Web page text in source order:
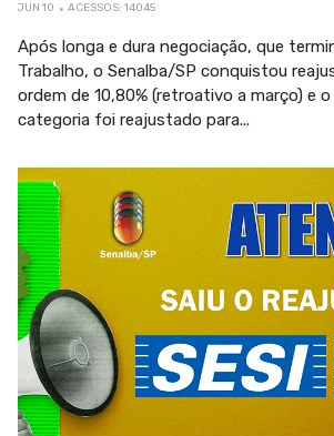
JUN 10 ACESSOS: 14045
Após longa e dura negociação, que
Trabalho, o Senalba/SP conquistou
ordem de 10,80% (retroativo a março) e
categoria foi reajustado para...